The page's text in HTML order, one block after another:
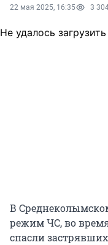
22 мая 2025, 16:35 3
Не удалось загрузить
В
режим ЧС, во
спасли